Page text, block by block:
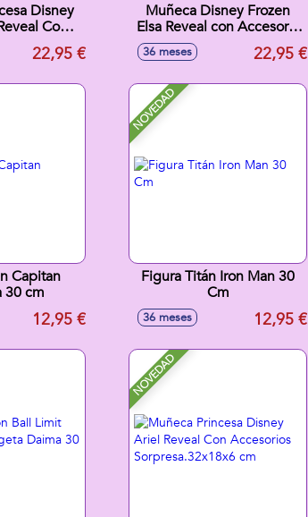
Disney
Con
cm
22,95 €
Muñeca Disney Frozen
Elsa Reveal con Accesorio
Sorpresa. 33x18x8 cm
36 meses 22,95 €
Capitan
30 cm
12,95 €
NOVEDAD
Figura Titán Iron Man 30
Cm
36 meses 12,95 €
NOVEDAD